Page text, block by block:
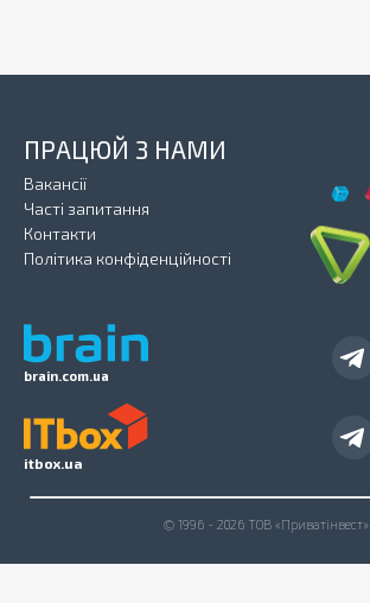
brain.com.ua
ПРАЦЮЙ З НАМИ
Вакансії
Часті запитання
Контакти
Політика конфіденційності
itbox.ua
© 1996 - 2026 ТОВ «Приватінвест»